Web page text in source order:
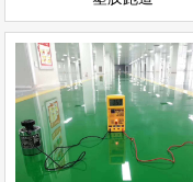
环氧防静电自流平地坪
环氧地坪
立即询问